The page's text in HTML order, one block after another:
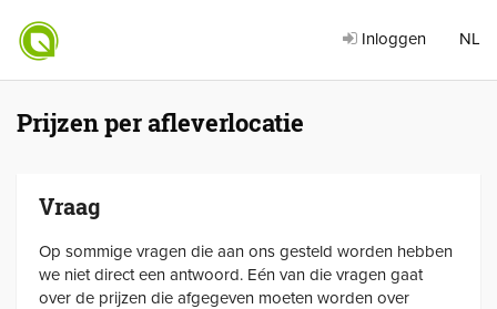
Inloggen NL
Prijzen per afleverlocatie
Vraag
Op sommige vragen die aan ons gesteld worden hebben
we niet direct een antwoord. Eén van die vragen gaat
over de prijzen die afgegeven moeten worden over